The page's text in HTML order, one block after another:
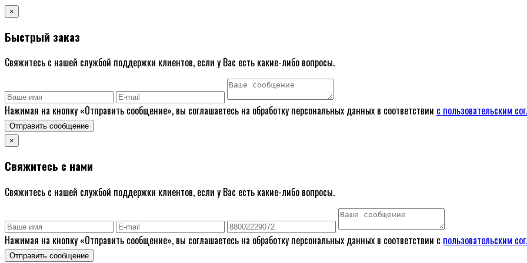
×
Быстрый заказ
Свяжитесь с нашей службой поддержки клиентов, если у Вас есть какие-либо вопросы.
Нажимая на кнопку «Отправить сообщение», вы соглашаетесь на обработку персональных данных в соответствии с пользовательским
Отправить сообщение
×
Свяжитесь с нами
Свяжитесь с нашей службой поддержки клиентов, если у Вас есть какие-либо вопросы.
Нажимая на кнопку «Отправить сообщение», вы соглашаетесь на обработку персональных данных в соответствии с пользовательским
Отправить сообщение